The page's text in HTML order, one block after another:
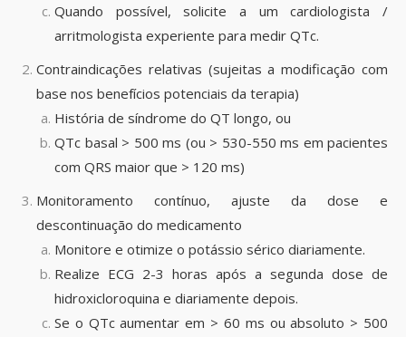
Quando possível, solicite a um cardiologista /
arritmologista experiente para medir QTc.
Contraindicações relativas (sujeitas a modificação com
base nos benefícios potenciais da terapia)
História de síndrome do QT longo, ou
QTc basal > 500 ms (ou > 530-550 ms em pacientes
com QRS maior que > 120 ms)
Monitoramento contínuo, ajuste da dose e
descontinuação do medicamento
Monitore e otimize o potássio sérico diariamente.
Realize ECG 2-3 horas após a segunda dose de
hidroxicloroquina e diariamente depois.
Se o QTc aumentar em > 60 ms ou absoluto > 500